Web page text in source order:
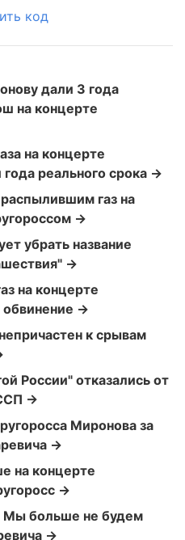
код
дали 3 года
на концерте
на концерте
реального срока →
газ на
→
убрать название
→
на концерте
→
к срывам
России" отказались от
→
Миронова за
→
на концерте
→
Мы больше не будем
→